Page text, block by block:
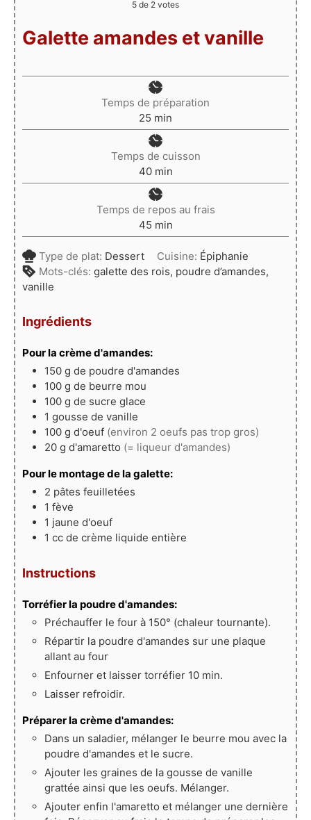
5 de 2 votes
Galette amandes et vanille
Temps de préparation
25 minutes
min
Temps de cuisson
40minutes
min
Temps de repos au frais
45minutes
min
Type de plat: Dessert Cuisine: Épiphanie
Mots-clés: galette des rois, poudre d’amandes,
vanille
Ingrédients
Pour la crème d'amandes:
150 g de poudre d'amandes
100 g de beurre mou
100 g de sucre glace
1 gousse de vanille
100 g d'oeuf (environ 2 oeufs pas trop gros)
20 g d'amaretto (= liqueur d'amandes)
Pour le montage de la galette:
2 pâtes feuilletées
1 fève
1 jaune d'oeuf
1 cc de crème liquide entière
Instructions
Torréfier la poudre d'amandes:
Préchauffer le four à 150° (chaleur tournante).
Répartir la poudre d'amandes sur une plaque
allant au four
Enfourner et laisser torréfier 10 min.
Laisser refroidir.
Préparer la crème d'amandes:
Dans un saladier, mélanger le beurre mou avec la
poudre d'amandes et le sucre.
Ajouter les graines de la gousse de vanille
grattée ainsi que les oeufs. Mélanger.
Ajouter enfin l'amaretto et mélanger une dernière